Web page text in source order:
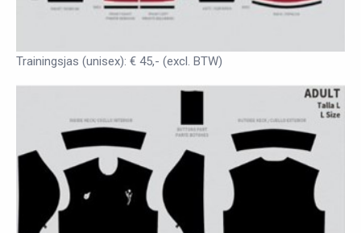
Trainingsjas (unisex): € 45,- (excl. BTW)